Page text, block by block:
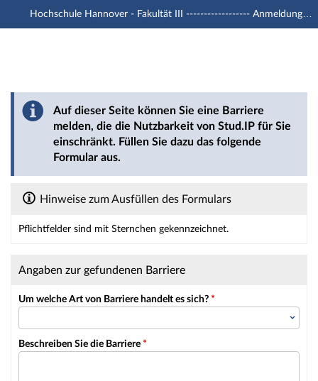
Hauptnavigation
Hochschule Hannover - Fakultät III ------------------ Anmeldung mit -u1 Account
Barriere melden
Auf dieser Seite können Sie eine Barriere
melden, die die Nutzbarkeit von Stud.IP für Sie
einschränkt. Füllen Sie dazu das folgende
Formular aus.
Hinweise zum Ausfüllen des Formulars
Pflichtfelder sind mit Sternchen gekennzeichnet.
Angaben zur gefundenen Barriere
Um welche Art von Barriere handelt es sich? *
Beschreiben Sie die Barriere *